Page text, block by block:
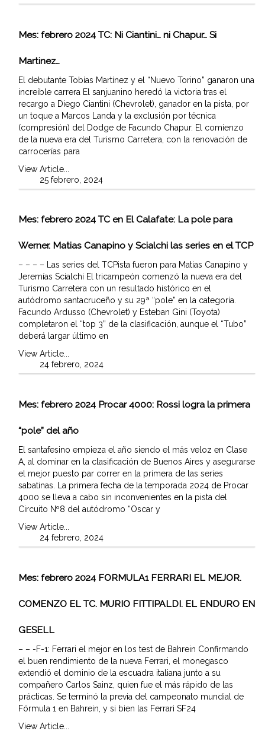
Mes: febrero 2024 TC: Ni Ciantini… ni Chapur… Si
Martinez…
El debutante Tobías Martínez y el “Nuevo Torino” ganaron una
increíble carrera El sanjuanino heredó la victoria tras el
recargo a Diego Ciantini (Chevrolet), ganador en la pista, por
un toque a Marcos Landa y la exclusión por técnica
(compresión) del Dodge de Facundo Chapur. El comienzo
de la nueva era del Turismo Carretera, con la renovación de
carrocerías para
View Article...
25 febrero, 2024
Mes: febrero 2024 TC en El Calafate: La pole para
Werner. Matias Canapino y Scialchi las series en el TCP
– – – – Las series del TCPista fueron para Matias Canapino y
Jeremías Scialchi El tricampeón comenzó la nueva era del
Turismo Carretera con un resultado histórico en el
autódromo santacruceño y su 29ª “pole” en la categoría.
Facundo Ardusso (Chevrolet) y Esteban Gini (Toyota)
completaron el “top 3” de la clasificación, aunque el “Tubo”
deberá largar último en
View Article...
24 febrero, 2024
Mes: febrero 2024 Procar 4000: Rossi logra la primera
“pole” del año
El santafesino empieza el año siendo el más veloz en Clase
A, al dominar en la clasificación de Buenos Aires y asegurarse
el mejor puesto par correr en la primera de las series
sabatinas. La primera fecha de la temporada 2024 de Procar
4000 se lleva a cabo sin inconvenientes en la pista del
Circuito Nº8 del autódromo “Oscar y
View Article...
24 febrero, 2024
Mes: febrero 2024 FORMULA1 FERRARI EL MEJOR.
COMENZO EL TC. MURIO FITTIPALDI. EL ENDURO EN
GESELL
– – -F-1: Ferrari el mejor en los test de Bahrein Confirmando
el buen rendimiento de la nueva Ferrari, el monegasco
extendió el dominio de la escuadra italiana junto a su
compañero Carlos Sainz, quien fue el más rápido de las
prácticas. Se terminó la previa del campeonato mundial de
Fórmula 1 en Bahrein, y si bien las Ferrari SF24
View Article...